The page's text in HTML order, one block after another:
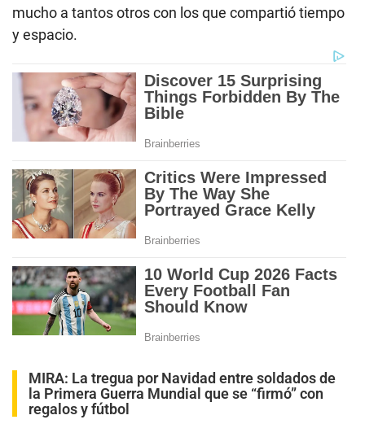
mucho a tantos otros con los que compartió tiempo
y espacio.
MIRA: La tregua por Navidad entre soldados de
la Primera Guerra Mundial que se “firmó” con
regalos y fútbol